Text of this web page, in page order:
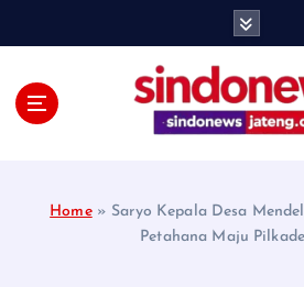
Home» Saryo Kepala Desa
Petahana Maju